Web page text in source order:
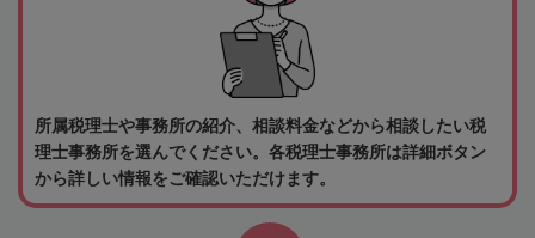
所属税理士や事務所の紹介、相談料金などから相談したい税
理士事務所を選んでください。各税理士事務所は詳細ボタン
から詳しい情報をご確認いただけます。